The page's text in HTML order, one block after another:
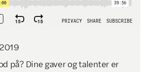
2019
på? Dine gaver og talenter er